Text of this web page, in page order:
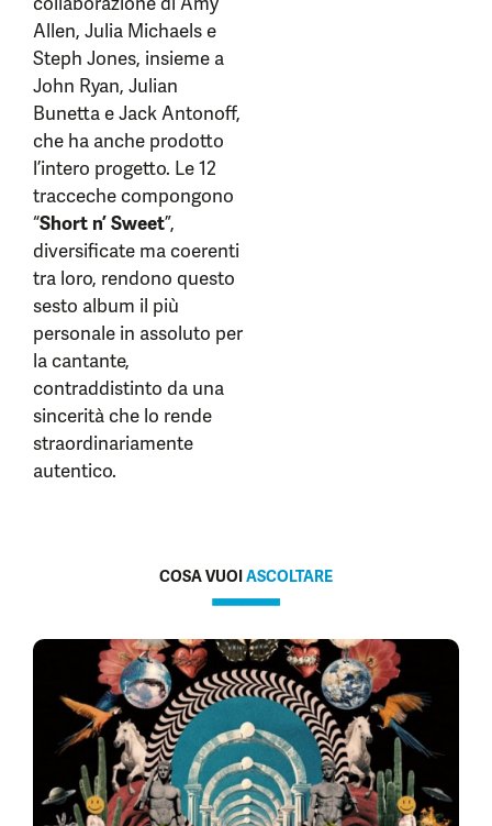
Allen, Julia Michaels e
Steph Jones, insieme a
John Ryan, Julian
Bunetta e Jack Antonoff,
che ha anche prodotto
l’intero progetto. Le 12
tracceche compongono
“Short n’ Sweet”,
diversificate ma coerenti
tra loro, rendono questo
sesto album il più
personale in assoluto per
la cantante,
contraddistinto da una
sincerità che lo rende
straordinariamente
autentico.
COSA VUOIASCOLTARE